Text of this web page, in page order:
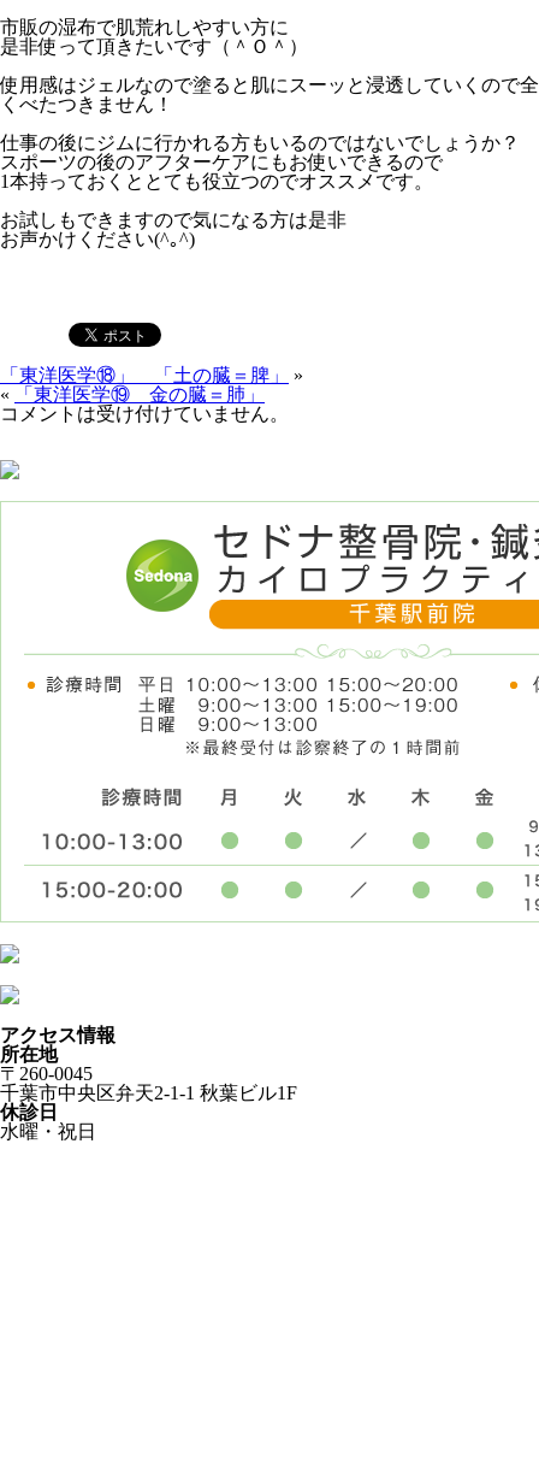
市販の湿布で肌荒れしやすい方に
是非使って頂きたいです（＾Ｏ＾）
使用感はジェルなので塗ると肌にスーッと浸透していくので全
くべたつきません！
仕事の後にジムに行かれる方もいるのではないでしょうか？
スポーツの後のアフターケアにもお使いできるので
1本持っておくととても役立つのでオススメです。
お試しもできますので気になる方は是非
お声かけください(^｡^)
「東洋医学⑱」 「土の臓＝脾」
»
«
「東洋医学⑲ 金の臓＝肺」
コメントは受け付けていません。
アクセス情報
所在地
〒260-0045
千葉市中央区弁天2-1-1 秋葉ビル1F
休診日
水曜・祝日